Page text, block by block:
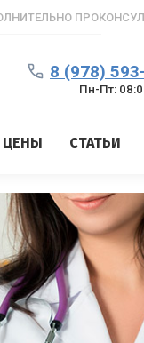
8 (978)
Пн-Пт:
ЦЕНЫ СТАТЬИ